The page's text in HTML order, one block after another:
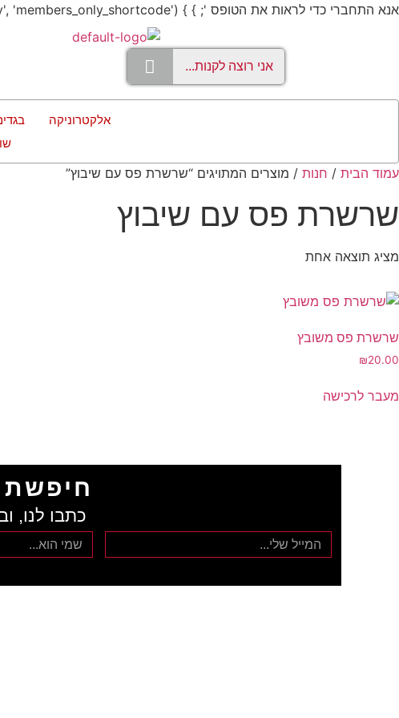
אנא התחברי כדי לראות את הטופס '; } } add_shortcode('members_only', 'members_only_shortcode');
אלקטרוניקה
עמוד הבית / חנות / מוצרים המתויגים “שרשרת פס עם שיבוץ”
שרשרת פס עם שיבוץ
מציג תוצאה אחת
שרשרת פס משובץ
₪20.00
מעבר לרכישה
חיפשת
כתבו לנו,